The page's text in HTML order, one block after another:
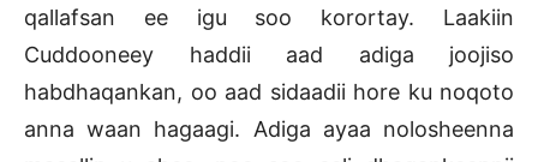
qallafsan ee igu soo korortay. Laakiin
Cuddooneey haddii aad adiga joojiso
habdhaqankan, oo aad sidaadii hore ku noqoto
anna waan hagaagi. Adiga ayaa nolosheenna